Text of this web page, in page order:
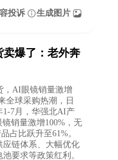
投诉 生成图片
卖爆了：老外奔
，AI眼镜销量激增
全球采购热潮，日
1-7月，华强北AI产
销量激增100%，无
占比跃升至61%。
链体系、大幅优化
要求等政策红利。